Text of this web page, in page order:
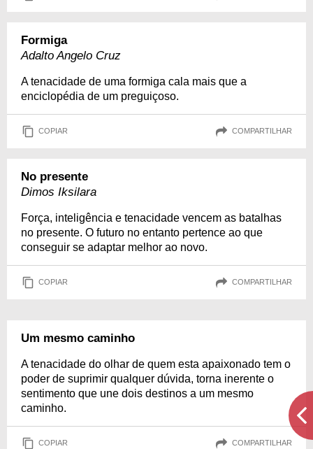
Formiga
Adalto Angelo Cruz
A tenacidade de uma formiga cala mais que a
enciclopédia de um preguiçoso.
COPIAR COMPARTILHAR
No presente
Dimos Iksilara
Força, inteligência e tenacidade vencem as batalhas
no presente. O futuro no entanto pertence ao que
conseguir se adaptar melhor ao novo.
COPIAR COMPARTILHAR
Um mesmo caminho
A tenacidade do olhar de quem esta apaixonado tem o
poder de suprimir qualquer dúvida, torna inerente o
sentimento que une dois destinos a um mesmo
caminho.
COPIAR COMPARTILHAR